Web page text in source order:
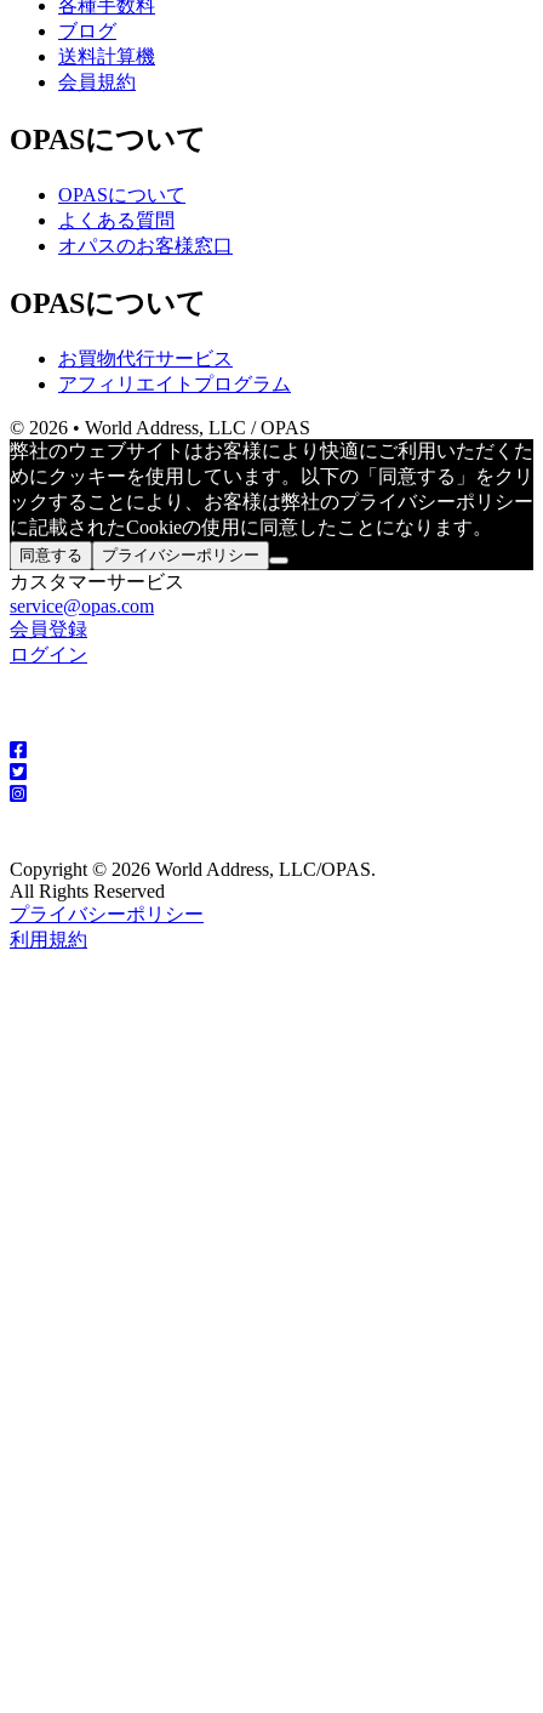
各種手数料
ブログ
送料計算機
会員規約
OPASについて
OPASについて
よくある質問
オパスのお客様窓口
OPASについて
お買物代行サービス
アフィリエイトプログラム
© 2026 • World Address, LLC / OPAS
弊社のウェブサイトはお客様により快適にご利用いただくた
めにクッキーを使用しています。以下の「同意する」をクリ
ックすることにより、お客様は弊社のプライバシーポリシー
に記載されたCookieの使用に同意したことになります。
同意する プライバシーポリシー
カスタマーサービス
service@opas.com
会員登録
ログイン
Copyright © 2026 World Address, LLC/OPAS.
All Rights Reserved
プライバシーポリシー
利用規約